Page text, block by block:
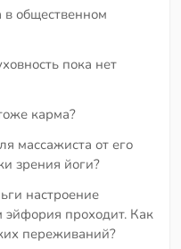
в общественном
пока нет
карма?
массажиста от его
зрения йоги?
настроение
эйфория проходит. Как
переживаний?